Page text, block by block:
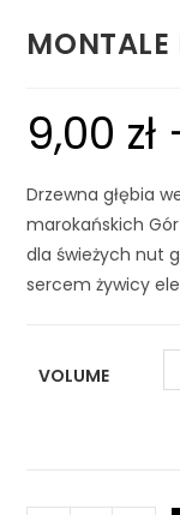
MONTALE
9,00 zł
Drzewna głębia
marokańskich
dla świeżych nut
sercem żywicy
VOLUME